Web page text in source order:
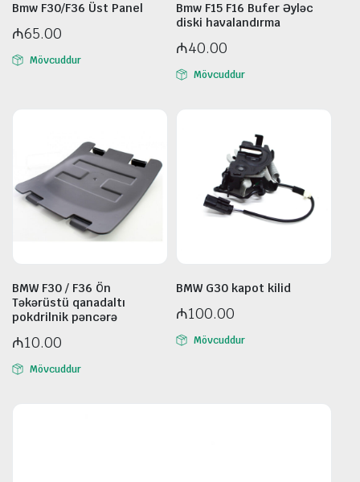
Bmw F30/F36 Üst Panel
₼65.00
Mövcuddur
Bmw F15 F16 Bufer Əyləc
diski havalandırma
₼40.00
Mövcuddur
BMW F30 / F36 Ön
Təkərüstü qanadaltı
pokdrilnik pəncərə
₼10.00
Mövcuddur
BMW G30 kapot kilid
₼100.00
Mövcuddur